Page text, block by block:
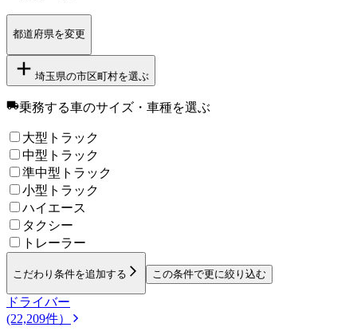
都道府県を変更
埼玉県の市区町村を選ぶ
乗務する車のサイズ・車種を選ぶ
大型トラック
中型トラック
準中型トラック
小型トラック
ハイエース
タクシー
トレーラー
こだわり条件を追加する この条件で更に絞り込む
ドライバー
(22,209件）